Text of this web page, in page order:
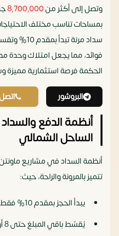
وتصل إلى أكثر من
8,700,000
بمساحات تناسب مختلف
فوائد، مما يجعل امتلاك وحدة
الحكمة فرصة استثمارية مميزة
البروشور
أنظمة الدفع
الساحل الشمالي
أنظمة السداد في مشاريع
تتميز بالمرونة والراحة، حيث:
يبدأ الحجز بمقدم 10% فقط.
يُقسّط باقي المبلغ حتى 8 أو 9 سنوات بدون فوائد.